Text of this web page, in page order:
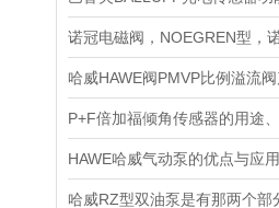
HAWE哈威气动泵的优点与应用